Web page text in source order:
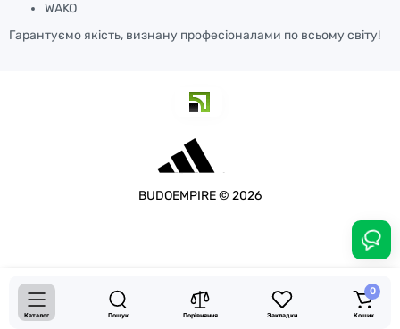
Каталог Пошук Порівняння Закладки
0
Кошик
3375.00 грн.
3038.00 грн.
Купити
WAKO
Гарантуємо якість, визнану професіоналами по всьому світу!
BUDOEMPIRE © 2026